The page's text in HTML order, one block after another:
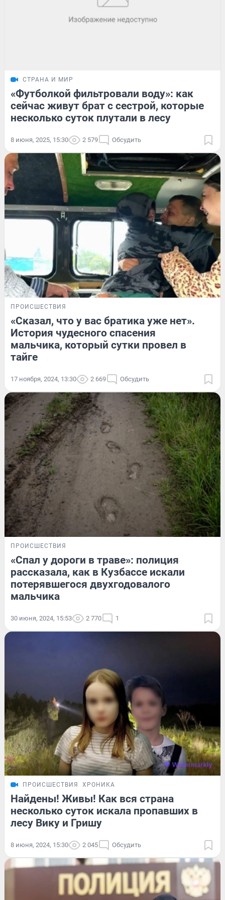
СТРАНА И МИР
«Футболкой фильтровали воду»: как
сейчас живут брат с сестрой, которые
несколько суток плутали в лесу
8 июня, 2025, 15:30 2 579 Обсудить
ПРОИСШЕСТВИЯ
«Сказал, что у вас братика уже нет».
История чудесного спасения
мальчика, который сутки провел в
тайге
17 ноября, 2024, 13:30 2 669 Обсудить
ПРОИСШЕСТВИЯ
«Спал у дороги в траве»: полиция
рассказала, как в Кузбассе искали
потерявшегося двухгодовалого
мальчика
30 июня, 2024, 15:53 2 770 1
ПРОИСШЕСТВИЯ ХРОНИКА
Найдены! Живы! Как вся страна
несколько суток искала пропавших в
лесу Вику и Гришу
8 июня, 2024, 15:30 2 045 Обсудить